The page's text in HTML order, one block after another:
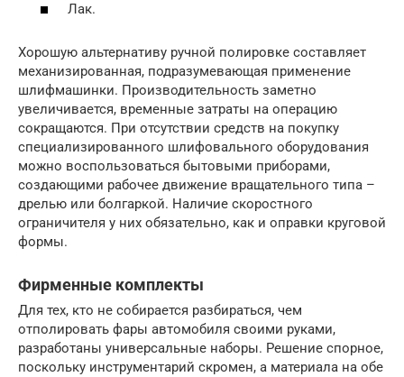
Лак.
Хорошую альтернативу ручной полировке составляет
механизированная, подразумевающая применение
шлифмашинки. Производительность заметно
увеличивается, временные затраты на операцию
сокращаются. При отсутствии средств на покупку
специализированного шлифовального оборудования
можно воспользоваться бытовыми приборами,
создающими рабочее движение вращательного типа –
дрелью или болгаркой. Наличие скоростного
ограничителя у них обязательно, как и оправки круговой
формы.
Фирменные комплекты
Для тех, кто не собирается разбираться, чем
отполировать фары автомобиля своими руками,
разработаны универсальные наборы. Решение спорное,
поскольку инструментарий скромен, а материала на обе